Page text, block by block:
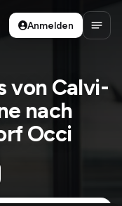
Anmelden
von Calvi-
nach
Occi